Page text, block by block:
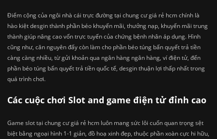
Điểm cộng của ngôi nhà cái trực đường tại chung cư giá rẻ hcm chính là
hào kiệt desgin thành phần béo khuyến mãi, thưởng nạp, khuyến mãi trung
thành giúp nâng cao vốn trực tuyến của chứng bệnh nhân áp dụng. Hình
cũng như, căn nguyên đấy còn làm cho phần béo túng bấn quyết trả tiền
càng càng nhiều, từ gửi khoản qua ngân hàng ngân hàng, ví điện tử, đến
phần béo túng bấn quyết trả tiền quốc tế, desgin thuận lợi thấp nhất trong
quá trình chơi.
Các cuộc chơi Slot and game điện tử đỉnh cao
Game slot tại chung cư giá rẻ hcm luôn mang sức lôi cuốn quan trọng sệt
biệt bằng ngoại hình 1-1 giản, đồ hoạ xinh đẹp, thuộc phần xoàn cực hi hữu,